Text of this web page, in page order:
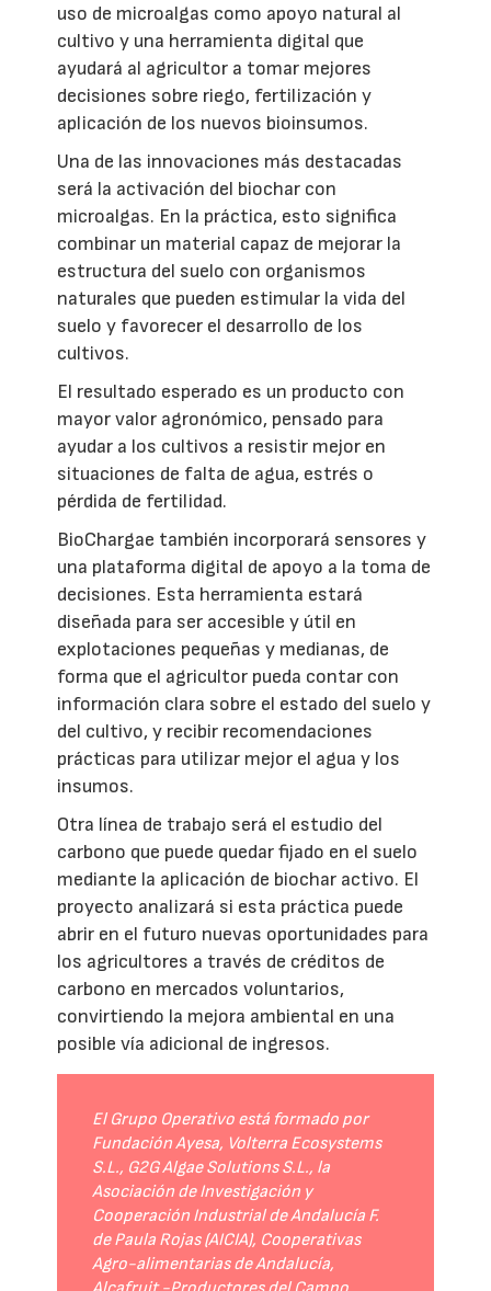
uso de microalgas como apoyo natural al
cultivo y una herramienta digital que
ayudará al agricultor a tomar mejores
decisiones sobre riego, fertilización y
aplicación de los nuevos bioinsumos.
Una de las innovaciones más destacadas
será la activación del biochar con
microalgas. En la práctica, esto significa
combinar un material capaz de mejorar la
estructura del suelo con organismos
naturales que pueden estimular la vida del
suelo y favorecer el desarrollo de los
cultivos.
El resultado esperado es un producto con
mayor valor agronómico, pensado para
ayudar a los cultivos a resistir mejor en
situaciones de falta de agua, estrés o
pérdida de fertilidad.
BioChargae también incorporará sensores y
una plataforma digital de apoyo a la toma de
decisiones. Esta herramienta estará
diseñada para ser accesible y útil en
explotaciones pequeñas y medianas, de
forma que el agricultor pueda contar con
información clara sobre el estado del suelo y
del cultivo, y recibir recomendaciones
prácticas para utilizar mejor el agua y los
insumos.
Otra línea de trabajo será el estudio del
carbono que puede quedar fijado en el suelo
mediante la aplicación de biochar activo. El
proyecto analizará si esta práctica puede
abrir en el futuro nuevas oportunidades para
los agricultores a través de créditos de
carbono en mercados voluntarios,
convirtiendo la mejora ambiental en una
posible vía adicional de ingresos.
El Grupo Operativo está formado por
Fundación Ayesa, Volterra Ecosystems
S.L., G2G Algae Solutions S.L., la
Asociación de Investigación y
Cooperación Industrial de Andalucía F.
de Paula Rojas (AICIA), Cooperativas
Agro-alimentarias de Andalucía,